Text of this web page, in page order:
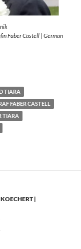
Faber Castell | German
TIARA
FABER CASTELL
TIARA
KOECHERT |